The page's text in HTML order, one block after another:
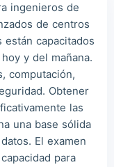
ingenieros de
de centros
capacitados
y del mañana.
computación,
Obtener
las
una base sólida
El examen
para